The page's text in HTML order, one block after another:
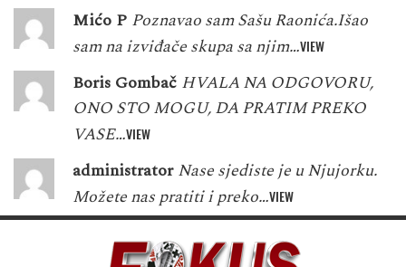
Mićo P Poznavao sam Sašu Raonića.Išao
sam na izviđače skupa sa njim…VIEW
Boris Gombač HVALA NA ODGOVORU,
ONO STO MOGU, DA PRATIM PREKO
VASE…VIEW
administrator Nase sjediste je u Njujorku.
Možete nas pratiti i preko…VIEW